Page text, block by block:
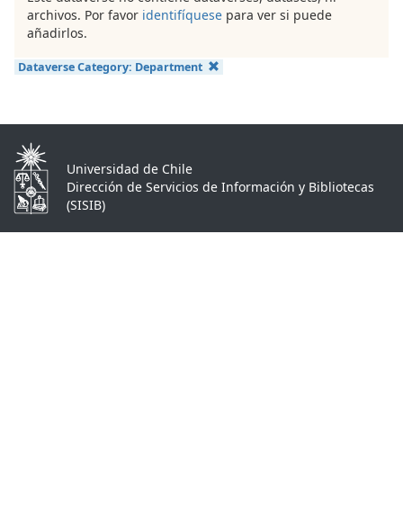
archivos. Por favor identifíquese para ver si puede
añadirlos.
Dataverse Category: Department
Universidad de Chile
Dirección de Servicios de Información y Bibliotecas
(SISIB)